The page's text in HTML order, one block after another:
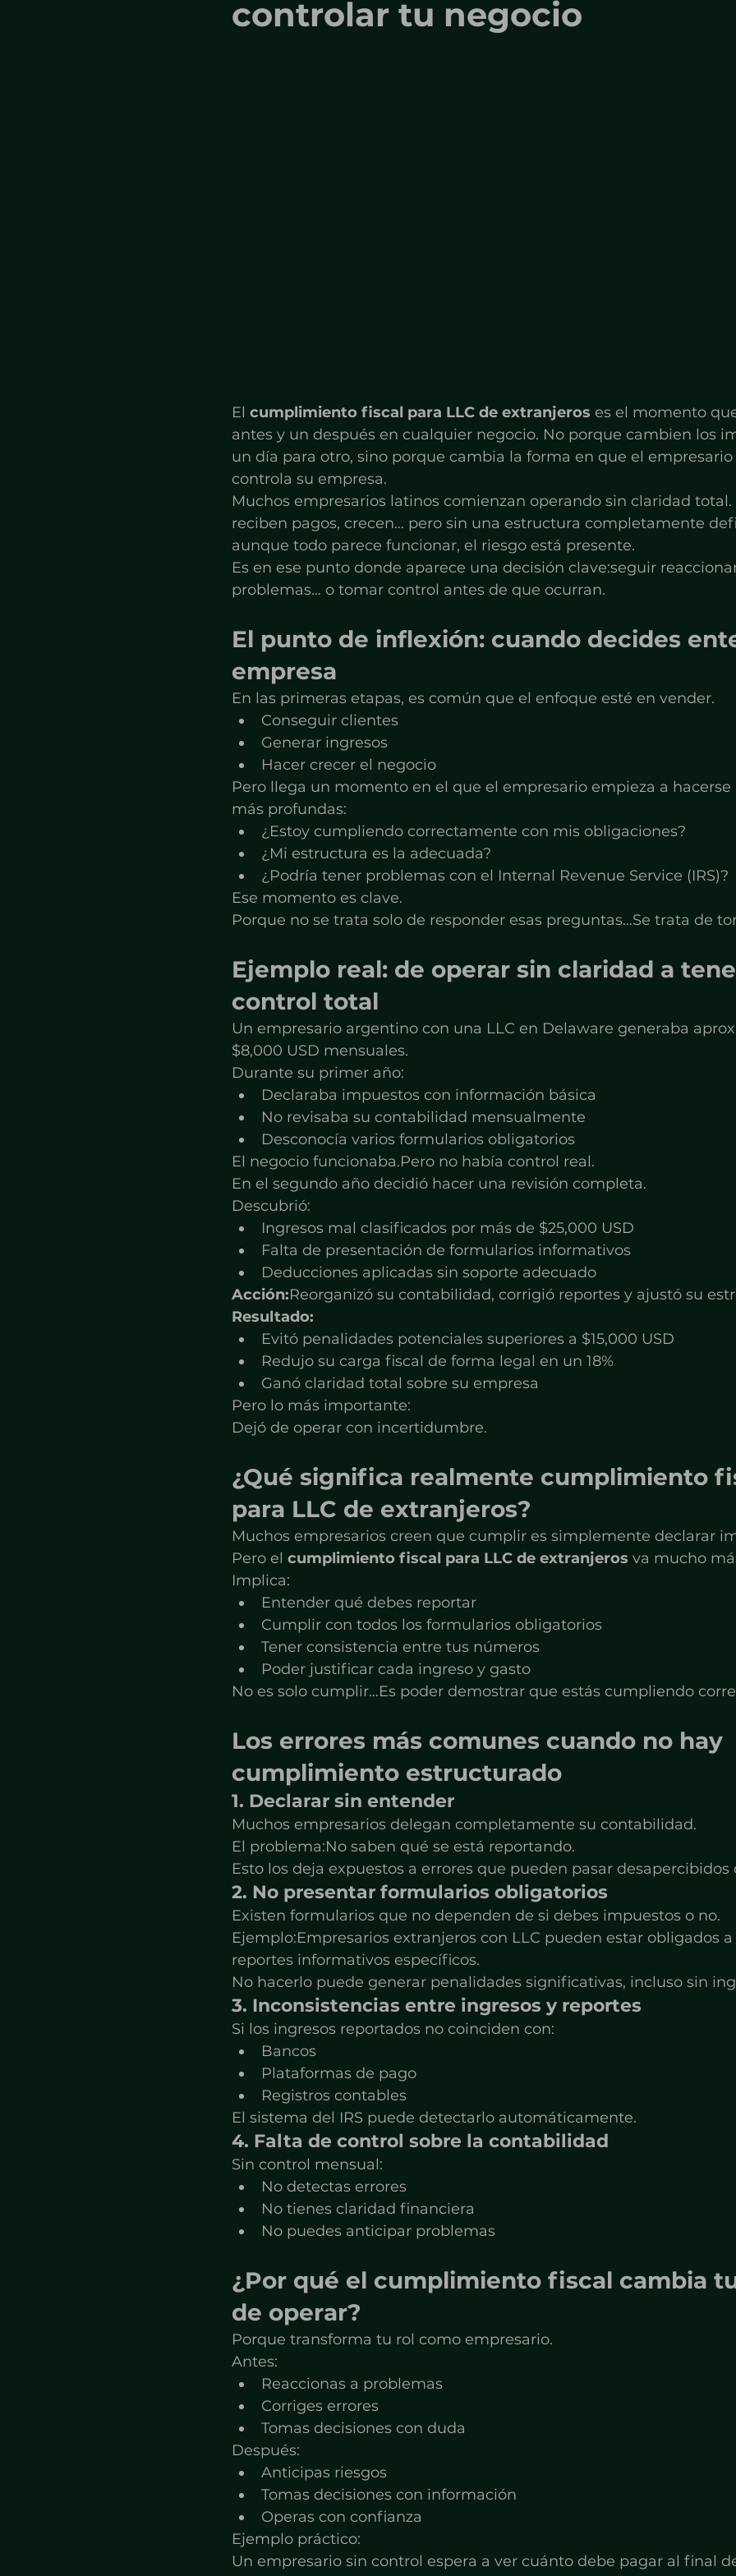
controlar tu negocio
El cumplimiento fiscal para LLC de extranjeros es el momento
antes y un después en cualquier negocio. No porque cambien los
un día para otro, sino porque cambia la forma en que el
controla su empresa.
Muchos empresarios latinos comienzan operando sin claridad total.
reciben pagos, crecen… pero sin una estructura completamente
aunque todo parece funcionar, el riesgo está presente.
Es en ese punto donde aparece una decisión clave:seguir
problemas… o tomar control antes de que ocurran.
El punto de inflexión: cuando decides
empresa
En las primeras etapas, es común que el enfoque esté en vender.
Conseguir clientes
Generar ingresos
Hacer crecer el negocio
Pero llega un momento en el que el empresario empieza a
más profundas:
¿Estoy cumpliendo correctamente con mis obligaciones?
¿Mi estructura es la adecuada?
¿Podría tener problemas con el Internal Revenue Service (IRS)?
Ese momento es clave.
Porque no se trata solo de responder esas preguntas…Se trata de
Ejemplo real: de operar sin claridad a
control total
Un empresario argentino con una LLC en Delaware generaba
$8,000 USD mensuales.
Durante su primer año:
Declaraba impuestos con información básica
No revisaba su contabilidad mensualmente
Desconocía varios formularios obligatorios
El negocio funcionaba.Pero no había control real.
En el segundo año decidió hacer una revisión completa.
Descubrió:
Ingresos mal clasificados por más de $25,000 USD
Falta de presentación de formularios informativos
Deducciones aplicadas sin soporte adecuado
Acción:Reorganizó su contabilidad, corrigió reportes y ajustó su
Resultado:
Evitó penalidades potenciales superiores a $15,000 USD
Redujo su carga fiscal de forma legal en un 18%
Ganó claridad total sobre su empresa
Pero lo más importante:
Dejó de operar con incertidumbre.
¿Qué significa realmente cumplimiento
para LLC de extranjeros?
Muchos empresarios creen que cumplir es simplemente declarar
Pero el cumplimiento fiscal para LLC de extranjeros va mucho
Implica:
Entender qué debes reportar
Cumplir con todos los formularios obligatorios
Tener consistencia entre tus números
Poder justificar cada ingreso y gasto
No es solo cumplir…Es poder demostrar que estás cumpliendo
Los errores más comunes cuando no hay
cumplimiento estructurado
1. Declarar sin entender
Muchos empresarios delegan completamente su contabilidad.
El problema:No saben qué se está reportando.
Esto los deja expuestos a errores que pueden pasar desapercibidos
2. No presentar formularios obligatorios
Existen formularios que no dependen de si debes impuestos o no.
Ejemplo:Empresarios extranjeros con LLC pueden estar obligados
reportes informativos específicos.
No hacerlo puede generar penalidades significativas, incluso sin
3. Inconsistencias entre ingresos y reportes
Si los ingresos reportados no coinciden con:
Bancos
Plataformas de pago
Registros contables
El sistema del IRS puede detectarlo automáticamente.
4. Falta de control sobre la contabilidad
Sin control mensual:
No detectas errores
No tienes claridad financiera
No puedes anticipar problemas
¿Por qué el cumplimiento fiscal cambia
de operar?
Porque transforma tu rol como empresario.
Antes:
Reaccionas a problemas
Corriges errores
Tomas decisiones con duda
Después:
Anticipas riesgos
Tomas decisiones con información
Operas con confianza
Ejemplo práctico:
Un empresario sin control espera a ver cuánto debe pagar al final